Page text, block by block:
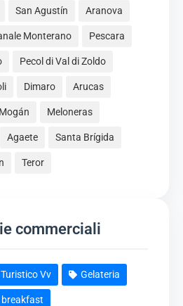
San Agustín Aranova
Monterano Pescara
Pecol di Val di Zoldo
Dimaro Arucas
Mogán Meloneras
Agaete Santa Brígida
Teror
commerciali
Vv Gelateria
breakfast